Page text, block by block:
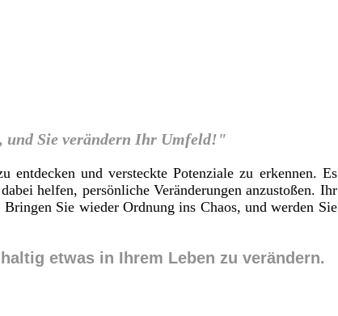
und Sie verändern Ihr Umfeld!"
entdecken und versteckte Potenziale zu erkennen. Es
helfen, persönliche Veränderungen anzustoßen. Ihr
Sie wieder Ordnung ins Chaos, und werden Sie
etwas in Ihrem Leben zu verändern.